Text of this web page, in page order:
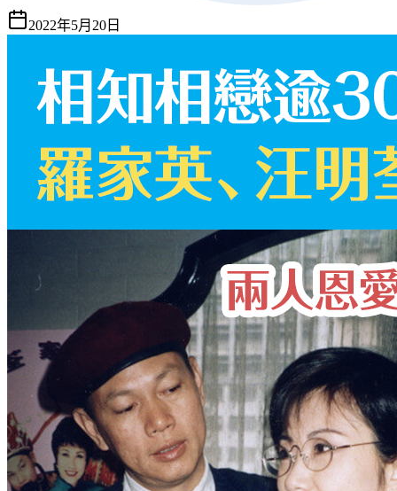
2022年5月20日
重點摘要
羅家英和汪明荃日前迎來結婚13周年紀念日，兩人自80年代相
戀交往，至2009年於美國拉斯維加斯註冊結婚。這段感情路走
來不易，兩人先後患癌，一度經歷生死邊緣，幸好在互相扶持
之下打敗癌魔。
羅家英和汪明荃日前迎來結婚13周年紀念日，兩人自80年代相
戀交往，至2009年於美國拉斯維加斯註冊結婚。這段感情路走
來不易，兩人先後患癌，一度經歷生死邊緣，幸好在互相扶持
之下打敗癌魔。